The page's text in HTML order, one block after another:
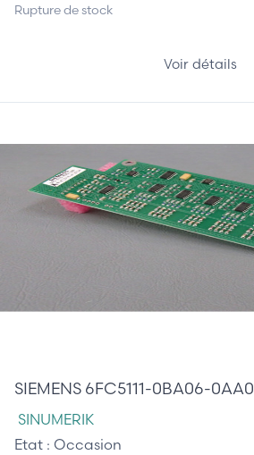
Rupture de stock
Voir détails
SIEMENS 6FC5111-0BA06-0AA0
SINUMERIK
Etat : Occasion